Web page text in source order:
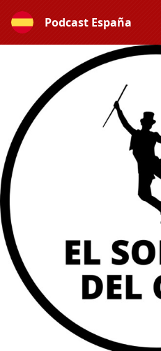
Podcast España